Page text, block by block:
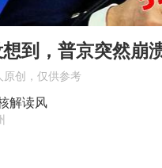
公司“上四休
47岁妈妈突
到，普京突然崩
原创，仅供参考
解读风